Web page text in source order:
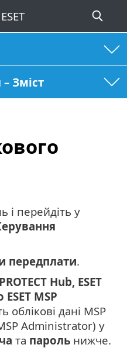
– Зміст
і перейдіть у
передплати.
Hub, ESET
MSP
облікові дані MSP
Administrator) у
та пароль нижче.